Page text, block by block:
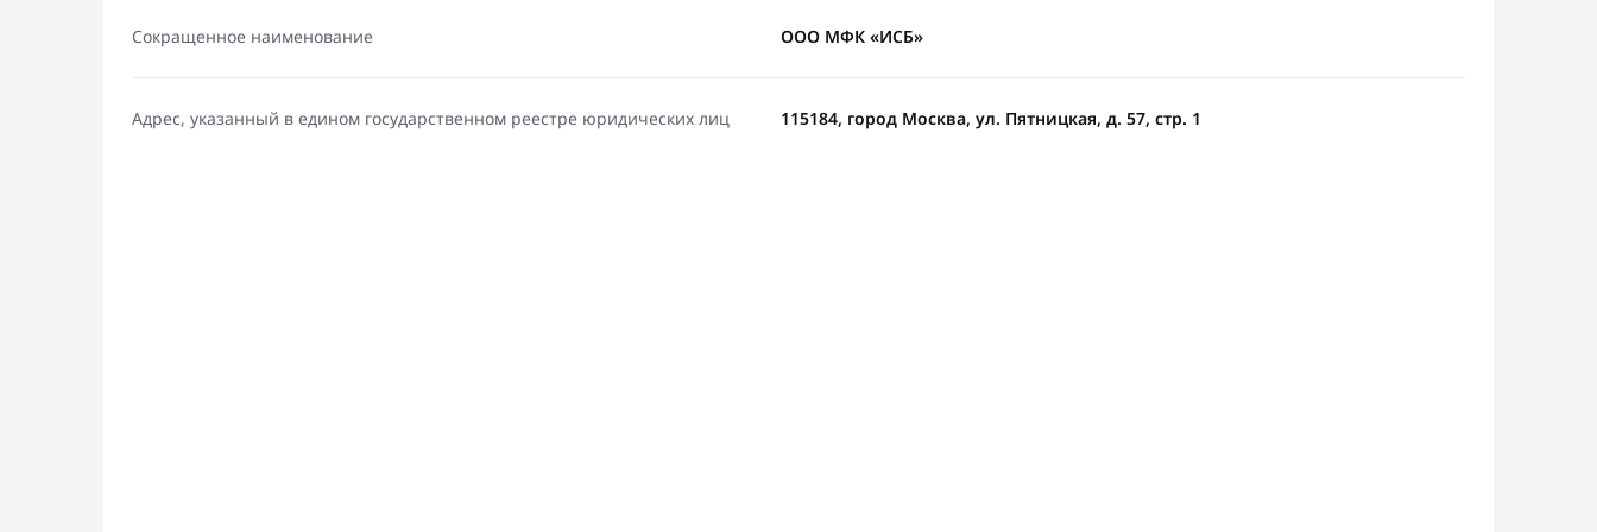
Сокращенное наименование ООО МФК «ИСБ»
Адрес, указанный в едином государственном реестре юридических лиц 115184, город Москва, ул. Пятницкая, д. 57, стр. 1